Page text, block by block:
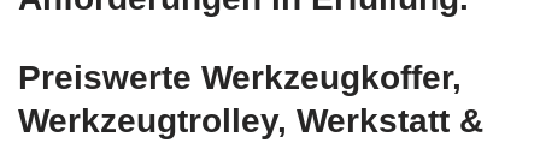
Preiswerte Werkzeugkoffer,
Werkzeugtrolley, Werkstatt &